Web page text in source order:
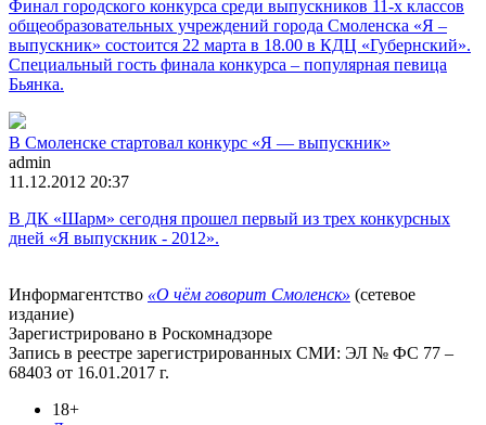
Финал городского конкурса среди выпускников 11-х классов
общеобразовательных учреждений города Смоленска «Я –
выпускник» состоится 22 марта в 18.00 в КДЦ «Губернский».
Специальный гость финала конкурса – популярная певица
Бьянка.
В Смоленске стартовал конкурс «Я — выпускник»
admin
11.12.2012 20:37
В ДК «Шарм» сегодня прошел первый из трех конкурсных
дней «Я выпускник - 2012».
Информагентство «О чём говорит Смоленск» (сетевое
издание)
Зарегистрировано в Роскомнадзоре
Запись в реестре зарегистрированных СМИ: ЭЛ № ФС 77 –
68403 от 16.01.2017 г.
18+